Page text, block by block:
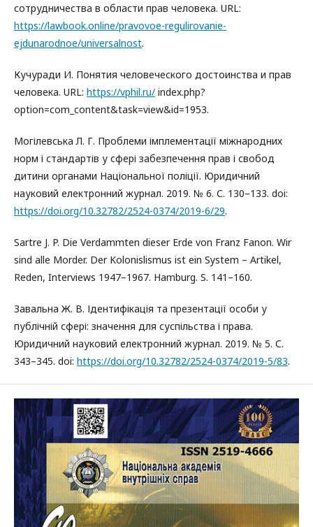
сотрудничества в области прав человека. URL:
https://lawbook.online/pravovoe-regulirovanie-
ejdunarodnoe/universalnost.
Кучуради И. Понятия человеческого достоинства и прав
человека. URL: https://vphil.ru/ index.php?
option=com_content&task=view&id=1953.
Могілевська Л. Г. Проблеми імплементації міжнародних
норм і стандартів у сфері забезпечення прав і свобод
дитини органами Національної поліції. Юридичний
науковий електронний журнал. 2019. № 6. С. 130–133. doi:
https://doi.org/10.32782/2524-0374/2019-6/29.
Sartre J. P. Die Verdammten dieser Erde von Franz Fanon. Wir
sind alle Morder. Der Kolonislismus ist ein System – Artikel,
Reden, Interviews 1947–1967. Hamburg. S. 141–160.
Завальна Ж. В. Ідентифікація та презентації особи у
публічній сфері: значення для суспільства і права.
Юридичний науковий електронний журнал. 2019. № 5. С.
343–345. doi: https://doi.org/10.32782/2524-0374/2019-5/83.